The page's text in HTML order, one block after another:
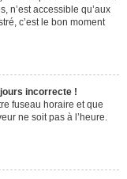
n’est accessible qu’aux
c’est le bon moment
incorrecte !
fuseau horaire et que
ne soit pas à l’heure.